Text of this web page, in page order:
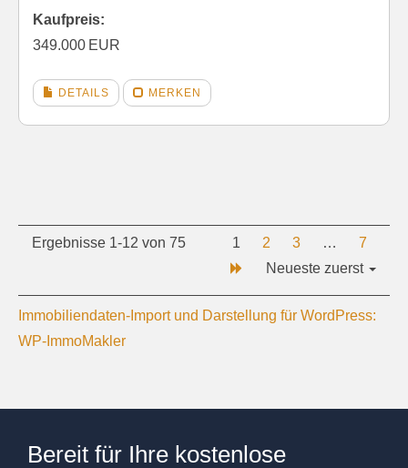
Kaufpreis:
349.000 EUR
DETAILS MERKEN
Ergebnisse 1-12 von 75 1 2 3 …
7
Neueste zuerst
Immobiliendaten-Import und Darstellung für WordPress:
WP-ImmoMakler
Bereit für Ihre kostenlose